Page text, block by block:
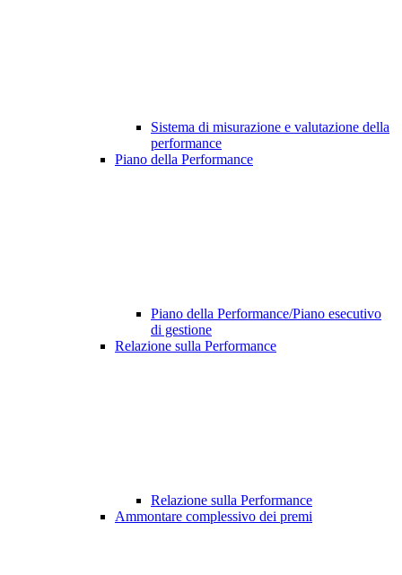
Sistema di misurazione e valutazione della
performance
Piano della Performance
Piano della Performance/Piano esecutivo
di gestione
Relazione sulla Performance
Relazione sulla Performance
Ammontare complessivo dei premi